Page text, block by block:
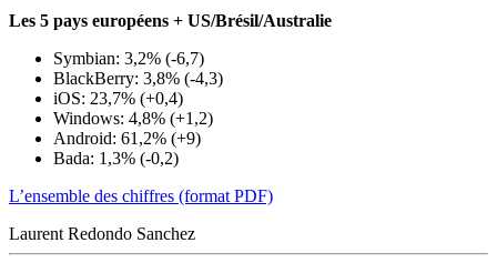
Les 5 pays européens + US/Brésil/Australie
Symbian: 3,2% (-6,7)
BlackBerry: 3,8% (-4,3)
iOS: 23,7% (+0,4)
Windows: 4,8% (+1,2)
Android: 61,2% (+9)
Bada: 1,3% (-0,2)
L’ensemble des chiffres (format PDF)
Laurent Redondo Sanchez